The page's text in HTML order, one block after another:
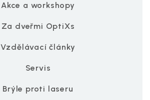
Akce a workshopy
Za dveřmi OptiXs
Vzdělávací články
Servis
Brýle proti laseru